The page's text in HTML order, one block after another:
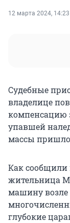
12 марта 2024, 14:23
Судебные
владелице
компенсацию
упавшей
массы
Как сообщили
жительница
машину возле
глубокие